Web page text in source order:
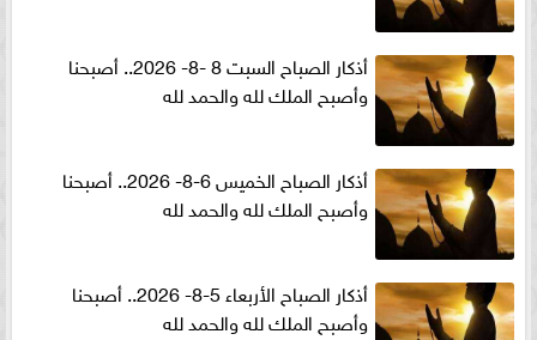
أذكار الصباح السبت 8 -8- 2026.. أصبحنا
وأصبح الملك لله والحمد لله
أذكار الصباح الخميس 6-8- 2026.. أصبحنا
وأصبح الملك لله والحمد لله
أذكار الصباح الأربعاء 5-8- 2026.. أصبحنا
وأصبح الملك لله والحمد لله